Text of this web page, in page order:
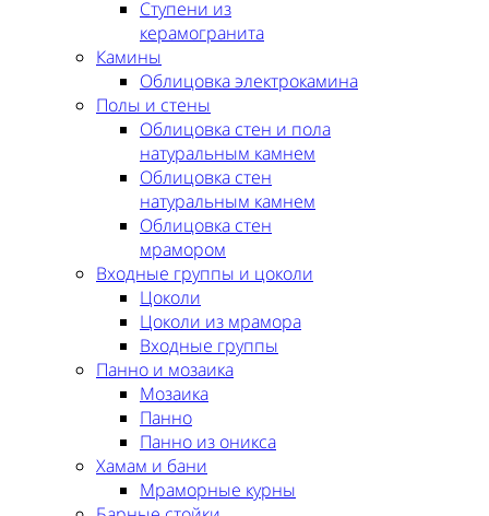
Ступени из
керамогранита
Камины
Облицовка электрокамина
Полы и стены
Облицовка стен и пола
натуральным камнем
Облицовка стен
натуральным камнем
Облицовка стен
мрамором
Входные группы и цоколи
Цоколи
Цоколи из мрамора
Входные группы
Панно и мозаика
Мозаика
Панно
Панно из оникса
Хамам и бани
Мраморные курны